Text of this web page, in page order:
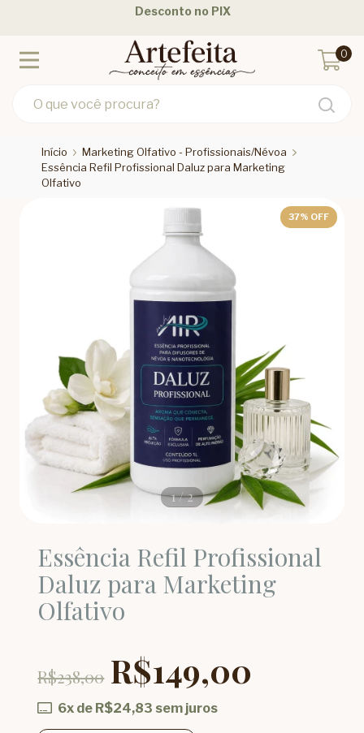
Desconto no PIX
0
Início
Marketing Olfativo - Profissionais/Névoa
Essência Refil Profissional Daluz para Marketing
Olfativo
37% OFF
1/2
Essência Refil Profissional
Daluz para Marketing
Olfativo
R$238,00 R$149,00
6x de R$24,83 sem juros